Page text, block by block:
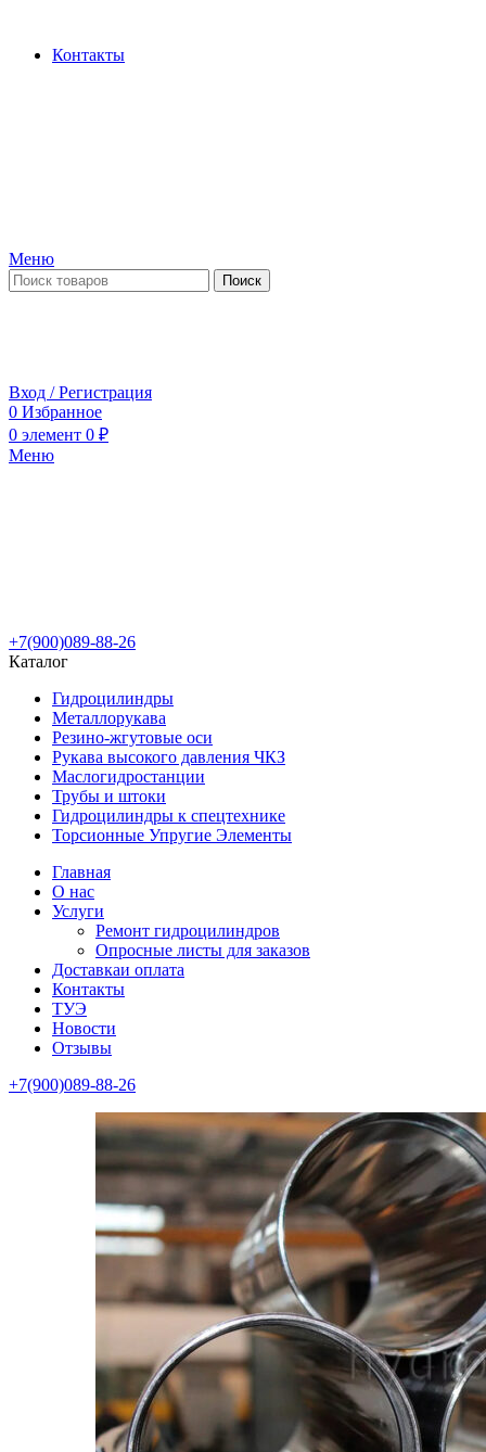
Контакты
Меню
Поиск
Вход / Регистрация
0 Избранное
0 элемент 0 ₽
Меню
+7(900)089-88-26
Каталог
Гидроцилиндры
Металлорукава
Резино-жгутовые оси
Рукава высокого давления ЧКЗ
Маслогидростанции
Трубы и штоки
Гидроцилиндры к спецтехнике
Торсионные Упругие Элементы
Главная
О нас
Услуги
Ремонт гидроцилиндров
Опросные листы для заказов
Доставкаи оплата
Контакты
ТУЭ
Новости
Отзывы
+7(900)089-88-26